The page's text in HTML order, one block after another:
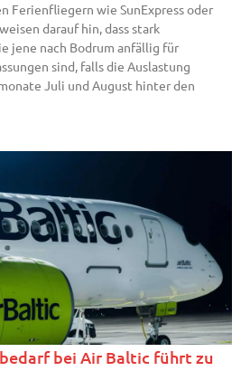
wie SunExpress oder
darauf hin, dass stark
jene nach Bodrum anfällig für
sind, falls die Auslastung
Juli und August hinter den
bei Air Baltic führt zu